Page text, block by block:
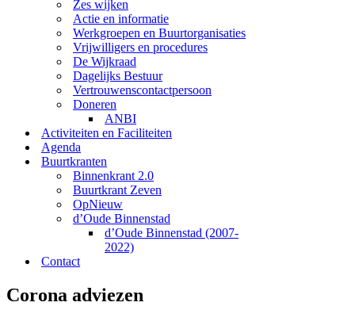
Zes wijken
Actie en informatie
Werkgroepen en Buurtorganisaties
Vrijwilligers en procedures
De Wijkraad
Dagelijks Bestuur
Vertrouwenscontactpersoon
Doneren
ANBI
Activiteiten en Faciliteiten
Agenda
Buurtkranten
Binnenkrant 2.0
Buurtkrant Zeven
OpNieuw
d’Oude Binnenstad
d’Oude Binnenstad (2007-
2022)
Contact
Corona adviezen